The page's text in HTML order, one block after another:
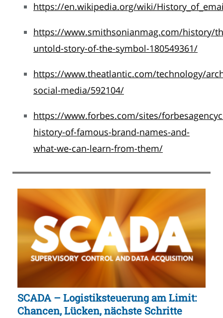
https://en.wikipedia.org/wiki/
https://www.smithsonianmag.com/history/
untold-story-of-the-symbol-180549361/
https://www.theatlantic.com/technology/
social-media/592104/
https://www.forbes.com/sites/
history-of-famous-brand-names-and-
what-we-can-learn-from-them/
SCADA – Logistiksteuerung am Limit:
Chancen, Lücken, nächste Schritte